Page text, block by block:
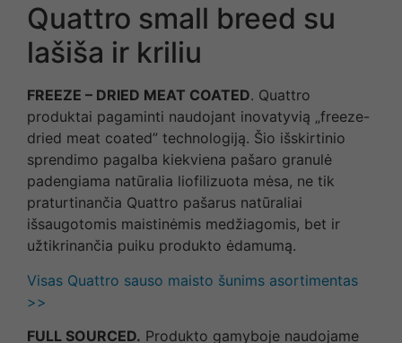
Quattro small breed su
lašiša ir kriliu
FREEZE – DRIED MEAT COATED. Quattro
produktai pagaminti naudojant inovatyvią „freeze-
dried meat coated” technologiją. Šio išskirtinio
sprendimo pagalba kiekviena pašaro granulė
padengiama natūralia liofilizuota mėsa, ne tik
praturtinančia Quattro pašarus natūraliai
išsaugotomis maistinėmis medžiagomis, bet ir
užtikrinančia puiku produkto ėdamumą.
Visas Quattro sauso maisto šunims asortimentas
>>
FULL SOURCED. Produkto gamyboje naudojame